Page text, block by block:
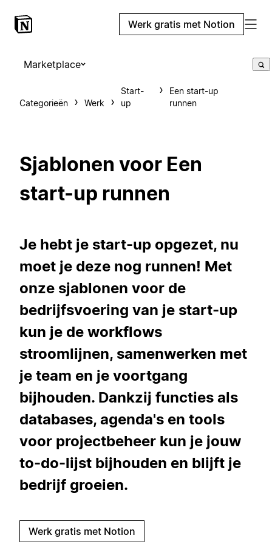
Werk gratis met Notion
Marketplace
Categorieën Werk
Start-
up
Een start-up
runnen
Sjablonen voor Een
start-up runnen
Je hebt je start-up opgezet, nu
moet je deze nog runnen! Met
onze sjablonen voor de
bedrijfsvoering van je start-up
kun je de workflows
stroomlijnen, samenwerken met
je team en je voortgang
bijhouden. Dankzij functies als
databases, agenda's en tools
voor projectbeheer kun je jouw
to-do-lijst bijhouden en blijft je
bedrijf groeien.
Werk gratis met Notion